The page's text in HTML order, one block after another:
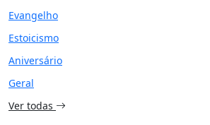
Evangelho
Estoicismo
Aniversário
Geral
Ver todas